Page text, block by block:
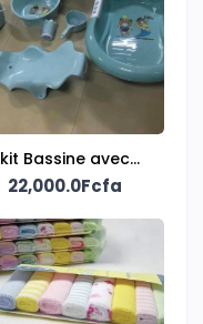
kit Bassine avec
accessoires pour
22,000.0Fcfa